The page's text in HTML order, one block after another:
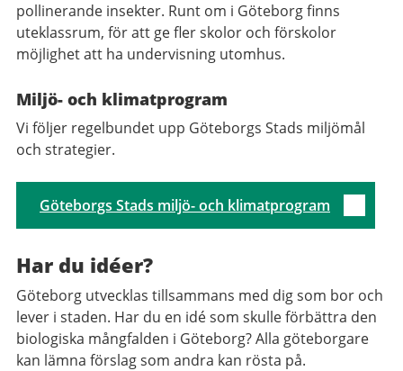
pollinerande insekter. Runt om i Göteborg finns
uteklassrum, för att ge fler skolor och förskolor
möjlighet att ha undervisning utomhus.
Miljö- och klimatprogram
Vi följer regelbundet upp Göteborgs Stads miljömål
och strategier.
Göteborgs Stads miljö- och klimatprogram
Har du idéer?
Göteborg utvecklas tillsammans med dig som bor och
lever i staden. Har du en idé som skulle förbättra den
biologiska mångfalden i Göteborg? Alla göteborgare
kan lämna förslag som andra kan rösta på.